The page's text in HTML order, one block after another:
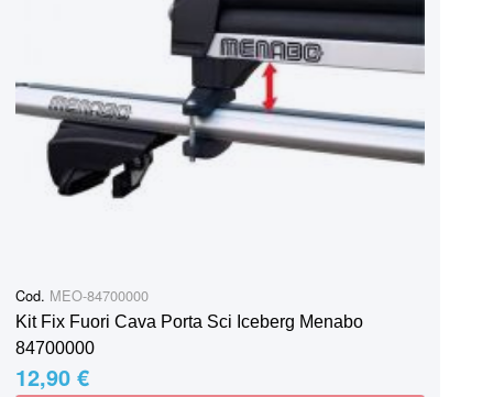
Cod. MEO-84700000
Kit Fix Fuori Cava Porta Sci Iceberg Menabo
84700000
12,90 €